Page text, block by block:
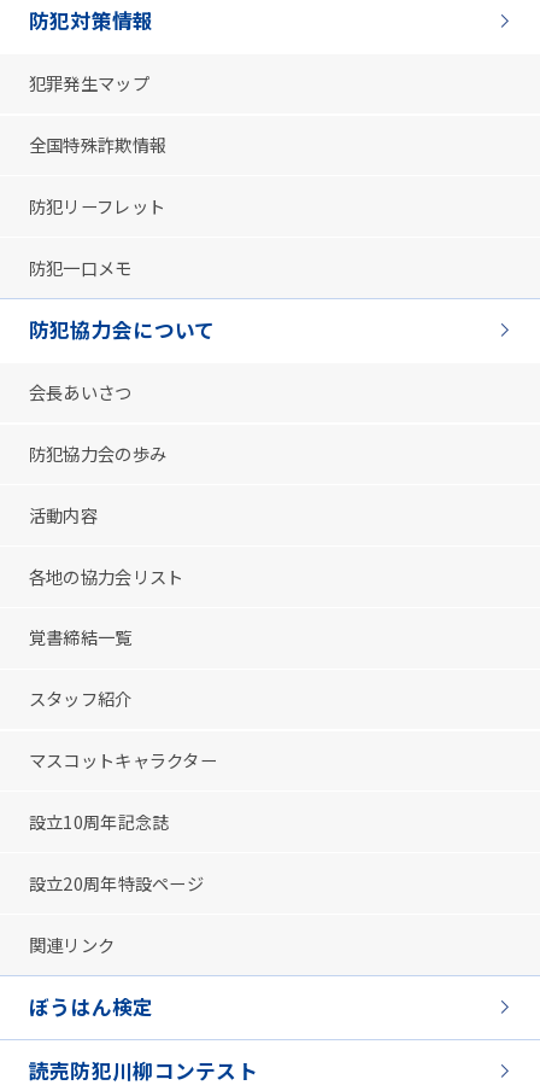
防犯対策情報
犯罪発生マップ
全国特殊詐欺情報
防犯リーフレット
防犯一口メモ
防犯協力会について
会長あいさつ
防犯協力会の歩み
活動内容
各地の協力会リスト
覚書締結一覧
スタッフ紹介
マスコットキャラクター
設立10周年記念誌
設立20周年特設ページ
関連リンク
ぼうはん検定
読売防犯川柳コンテスト